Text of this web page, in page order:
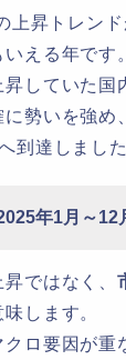
上昇トレン
える年です。
していた国
勢いを強め
到達しました
年1月～12
ではなく、
味します。
ロ要因が重